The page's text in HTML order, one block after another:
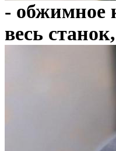
- обжимное
весь